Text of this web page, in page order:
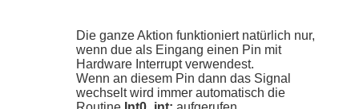
Die ganze Aktion funktioniert natürlich nur,
wenn due als Eingang einen Pin mit
Hardware Interrupt verwendest.
Wenn an diesem Pin dann das Signal
wechselt wird immer automatisch die